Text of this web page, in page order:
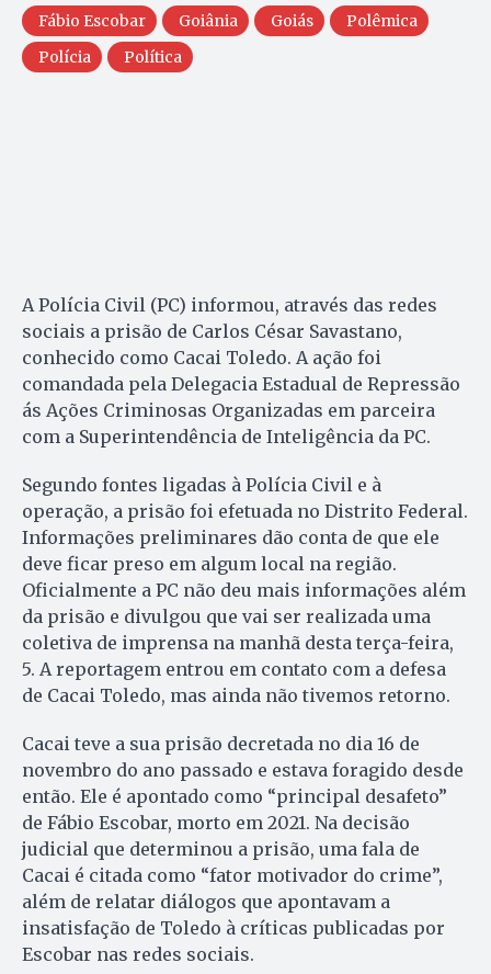
Fábio Escobar Goiânia Goiás
Polêmica
Polícia
Política
A Polícia Civil (PC) informou, através das redes
sociais a prisão de Carlos César Savastano,
conhecido como Cacai Toledo. A ação foi
comandada pela Delegacia Estadual de Repressão
ás Ações Criminosas Organizadas em parceira
com a Superintendência de Inteligência da PC.
Segundo fontes ligadas à Polícia Civil e à
operação, a prisão foi efetuada no Distrito Federal.
Informações preliminares dão conta de que ele
deve ficar preso em algum local na região.
Oficialmente a PC não deu mais informações além
da prisão e divulgou que vai ser realizada uma
coletiva de imprensa na manhã desta terça-feira,
5. A reportagem entrou em contato com a defesa
de Cacai Toledo, mas ainda não tivemos retorno.
Cacai teve a sua prisão decretada no dia 16 de
novembro do ano passado e estava foragido desde
então. Ele é apontado como “principal desafeto”
de Fábio Escobar, morto em 2021. Na decisão
judicial que determinou a prisão, uma fala de
Cacai é citada como “fator motivador do crime”,
além de relatar diálogos que apontavam a
insatisfação de Toledo à críticas publicadas por
Escobar nas redes sociais.